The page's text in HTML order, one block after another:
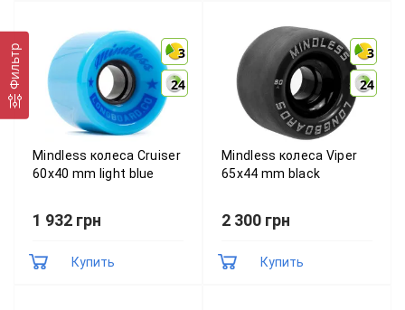
Фильтр
3
24
3
24
Mindless колеса Cruiser
60x40 mm light blue
1 932 грн
Купить
3
24
3
24
Mindless колеса Viper
65х44 mm black
2 300 грн
Купить